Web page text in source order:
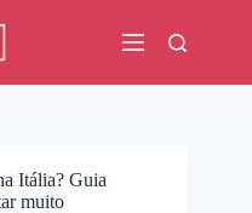
Itália? Guia
muito